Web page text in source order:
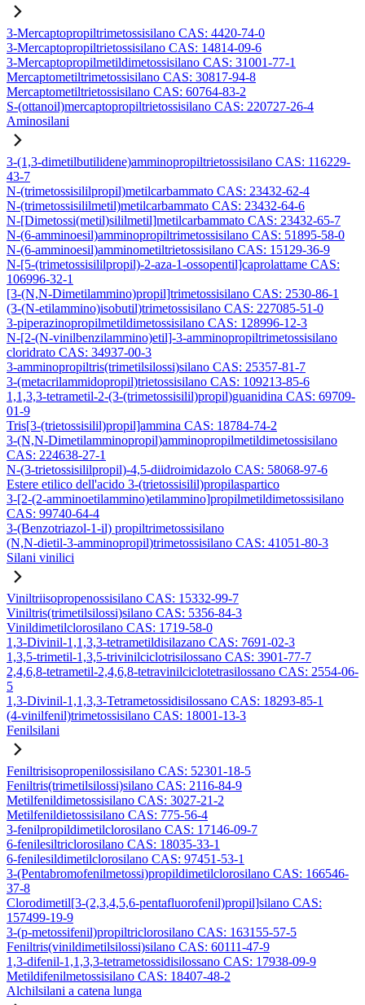
3-Mercaptopropiltrimetossisilano CAS: 4420-74-0
3-Mercaptopropiltrietossisilano CAS: 14814-09-6
3-Mercaptopropilmetildimetossisilano CAS: 31001-77-1
Mercaptometiltrimetossisilano CAS: 30817-94-8
Mercaptometiltrietossisilano CAS: 60764-83-2
S-(ottanoil)mercaptopropiltrietossisilano CAS: 220727-26-4
Aminosilani
3-(1,3-dimetilbutilidene)amminopropiltrietossisilano CAS: 116229-
43-7
N-(trimetossisililpropil)metilcarbammato CAS: 23432-62-4
N-(trimetossisililmetil)metilcarbammato CAS: 23432-64-6
N-[Dimetossi(metil)sililmetil]metilcarbammato CAS: 23432-65-7
N-(6-amminoesil)amminopropiltrimetossisilano CAS: 51895-58-0
N-(6-amminoesil)amminometiltrietossisilano CAS: 15129-36-9
N-[5-(trimetossisililpropil)-2-aza-1-ossopentil]caprolattame CAS:
106996-32-1
[3-(N,N-Dimetilammino)propil]trimetossisilano CAS: 2530-86-1
(3-(N-etilammino)isobutil)trimetossisilano CAS: 227085-51-0
3-piperazinopropilmetildimetossisilano CAS: 128996-12-3
N-[2-(N-vinilbenzilammino)etil]-3-amminopropiltrimetossisilano
cloridrato CAS: 34937-00-3
3-amminopropiltris(trimetilsilossi)silano CAS: 25357-81-7
3-(metacrilammidopropil)trietossisilano CAS: 109213-85-6
1,1,3,3-tetrametil-2-(3-(trimetossisilil)propil)guanidina CAS: 69709-
01-9
Tris[3-(trietossisilil)propil]ammina CAS: 18784-74-2
3-(N,N-Dimetilamminopropil)amminopropilmetildimetossisilano
CAS: 224638-27-1
N-(3-trietossisililpropil)-4,5-diidroimidazolo CAS: 58068-97-6
Estere etilico dell'acido 3-(trietossisilil)propilaspartico
3-[2-(2-amminoetilammino)etilammino]propilmetildimetossisilano
CAS: 99740-64-4
3-(Benzotriazol-1-il) propiltrimetossisilano
(N,N-dietil-3-amminopropil)trimetossisilano CAS: 41051-80-3
Silani vinilici
Viniltriisopropenossisilano CAS: 15332-99-7
Viniltris(trimetilsilossi)silano CAS: 5356-84-3
Vinildimetilclorosilano CAS: 1719-58-0
1,3-Divinil-1,1,3,3-tetrametildisilazano CAS: 7691-02-3
1,3,5-trimetil-1,3,5-trivinilciclotrisilossano CAS: 3901-77-7
2,4,6,8-tetrametil-2,4,6,8-tetravinilciclotetrasilossano CAS: 2554-06-
5
1,3-Divinil-1,1,3,3-Tetrametossidisilossano CAS: 18293-85-1
(4-vinilfenil)trimetossisilano CAS: 18001-13-3
Fenilsilani
Feniltrisisopropenilossisilano CAS: 52301-18-5
Feniltris(trimetilsilossi)silano CAS: 2116-84-9
Metilfenildimetossisilano CAS: 3027-21-2
Metilfenildietossisilano CAS: 775-56-4
3-fenilpropildimetilclorosilano CAS: 17146-09-7
6-fenilesiltriclorosilano CAS: 18035-33-1
6-fenilesildimetilclorosilano CAS: 97451-53-1
3-(Pentabromofenilmetossi)propildimetilclorosilano CAS: 166546-
37-8
Clorodimetil[3-(2,3,4,5,6-pentafluorofenil)propil]silano CAS:
157499-19-9
3-(p-metossifenil)propiltriclorosilano CAS: 163155-57-5
Feniltris(vinildimetilsilossi)silano CAS: 60111-47-9
1,3-difenil-1,1,3,3-tetrametossidisilossano CAS: 17938-09-9
Metildifenilmetossisilano CAS: 18407-48-2
Alchilsilani a catena lunga